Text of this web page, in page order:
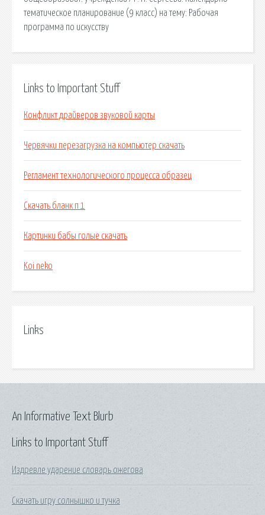
тематическое планирование (9 класс) на тему: Рабочая
программа по искусству
Links to Important Stuff
Конфликт драйверов звуковой карты
Червячки перезагрузка на компьютер скачать
Регламент технологического процесса образец
Скачать бланк п 1
Картинки бабы голые скачать
Koi neko
Links
Links to Important Stuff
Издревле ударение словарь ожегова
Скачать игру солнышко и тучка
An Informative Text Blurb